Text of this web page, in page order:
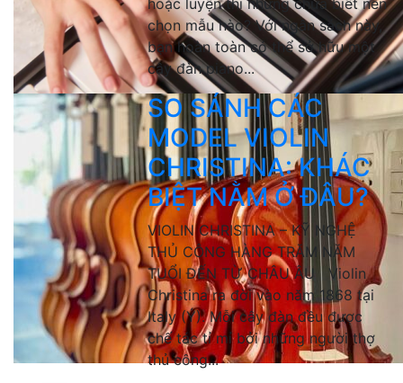
hoặc luyện thi nhưng chưa biết nên
chọn mẫu nào? Với ngân sách này,
bạn hoàn toàn có thể sở hữu một
cây đàn piano...
SO SÁNH CÁC
MODEL VIOLIN
CHRISTINA: KHÁC
BIỆT NẰM Ở ĐÂU?
VIOLIN CHRISTINA – KỸ NGHỆ
THỦ CÔNG HÀNG TRĂM NĂM
TUỔI ĐẾN TỪ CHÂU ÂU Violin
Christina ra đời vào năm 1868 tại
Italy (Ý). Mỗi cây đàn đều được
chế tác tỉ mỉ bởi những người thợ
thủ công...